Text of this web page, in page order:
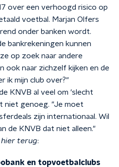
over een verhoogd risico op
voetbal. Marjan Olfers
onder banken wordt.
bankrekeningen kunnen
op zoek naar andere
ook naar zichzelf kijken en de
ik mijn club over?"
KNVB al veel om 'slecht
niet genoeg. "Je moet
zijn internationaal. Wil
de KNVB dat niet alleen."
hier terug:
en topvoetbalclubs